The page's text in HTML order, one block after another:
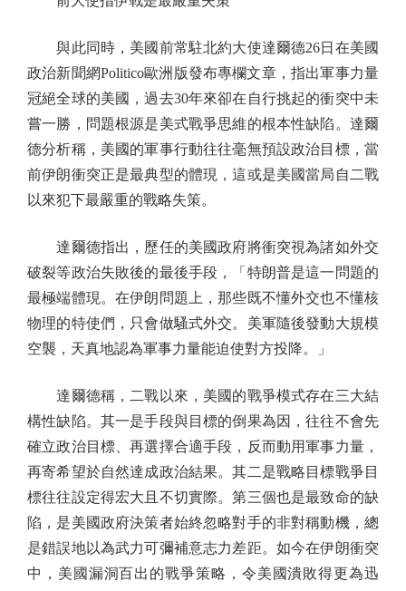
與此同時，美國前常駐北約大使達爾德26日在美國
政治新聞網Politico歐洲版發布專欄文章，指出軍事力量
冠絕全球的美國，過去30年來卻在自行挑起的衝突中未
嘗一勝，問題根源是美式戰爭思維的根本性缺陷。達爾
德分析稱，美國的軍事行動往往毫無預設政治目標，當
前伊朗衝突正是最典型的體現，這或是美國當局自二戰
以來犯下最嚴重的戰略失策。
達爾德指出，歷任的美國政府將衝突視為諸如外交
破裂等政治失敗後的最後手段，「特朗普是這一問題的
最極端體現。在伊朗問題上，那些既不懂外交也不懂核
物理的特使們，只會做騷式外交。美軍隨後發動大規模
空襲，天真地認為軍事力量能迫使對方投降。」
達爾德稱，二戰以來，美國的戰爭模式存在三大結
構性缺陷。其一是手段與目標的倒果為因，往往不會先
確立政治目標、再選擇合適手段，反而動用軍事力量，
再寄希望於自然達成政治結果。其二是戰略目標戰爭目
標往往設定得宏大且不切實際。第三個也是最致命的缺
陷，是美國政府決策者始終忽略對手的非對稱動機，總
是錯誤地以為武力可彌補意志力差距。如今在伊朗衝突
中，美國漏洞百出的戰爭策略，令美國潰敗得更為迅